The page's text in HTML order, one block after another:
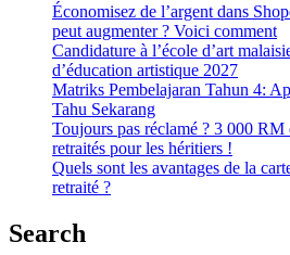
Économisez de l’argent dans
peut augmenter ? Voici comment
Candidature à l’école d’art
d’éducation artistique 2027
Matriks Pembelajaran Tahun 4:
Tahu Sekarang
Toujours pas réclamé ? 3 000 RM
retraités pour les héritiers !
Quels sont les avantages de la
retraité ?
Search